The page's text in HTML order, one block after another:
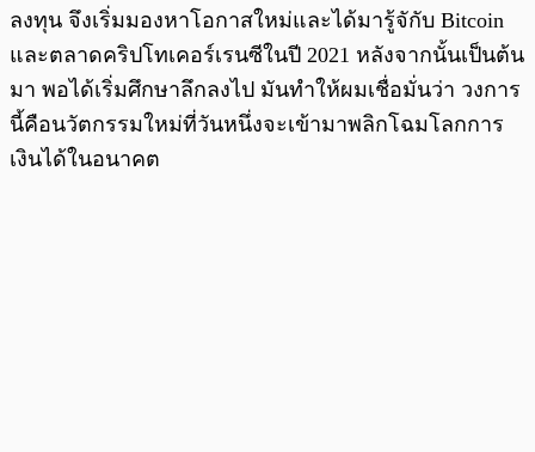
ลงทุน จึงเริ่มมองหาโอกาสใหม่และได้มารู้จักับ Bitcoin
และตลาดคริปโทเคอร์เรนซีในปี 2021 หลังจากนั้นเป็นต้น
มา พอได้เริ่มศึกษาลึกลงไป มันทำให้ผมเชื่อมั่นว่า วงการ
นี้คือนวัตกรรมใหม่ที่วันหนึ่งจะเข้ามาพลิกโฉมโลกการ
เงินได้ในอนาคต